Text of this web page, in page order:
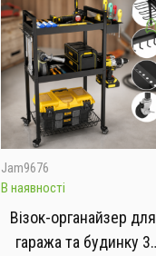
Jam9676
В наявності
Візок-органайзер для
гаража та будинку 3